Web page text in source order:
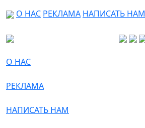
О НАС РЕКЛАМА НАПИСАТЬ НАМ
О НАС
РЕКЛАМА
НАПИСАТЬ НАМ